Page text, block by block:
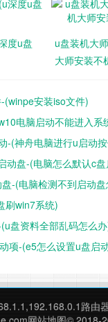
软件来对U盘进行
会直接放出来下载链
，选择分区我们鼠标
度u盘
u盘装机大
大师安装不
(winpe安装iso文件)
电脑启动不能进入系
-(神舟电脑进行u启动
动盘-(电脑怎么默认c
-(电脑检测不到启动
刷win7系统)
盘资料全部乱码怎么
项-(e5怎么设置u盘启
路由